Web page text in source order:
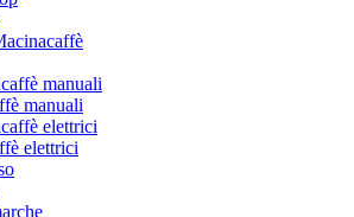
manuali
elettrici